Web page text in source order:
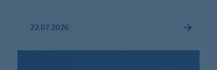
22.07.2026